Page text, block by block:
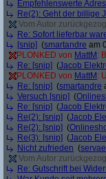
Empfehlenswerte
Re(2): Geht der billige
Vom Autor
Re: Sofort lieferbar
[snip] (smartandre am
PLONKED von MattM :
Re: [snip] (Jacob
PLONKED von MattM :
Re: [snip] (smartandre
Versuch [snip] (
Re: [snip] (Jacob
Re(2): [snip] (Jacob
Re(2): [snip] (
Re(3): [snip] (Jacob
Nicht zufrieden (servae
Vom Autor
Re: Gutschrift bei